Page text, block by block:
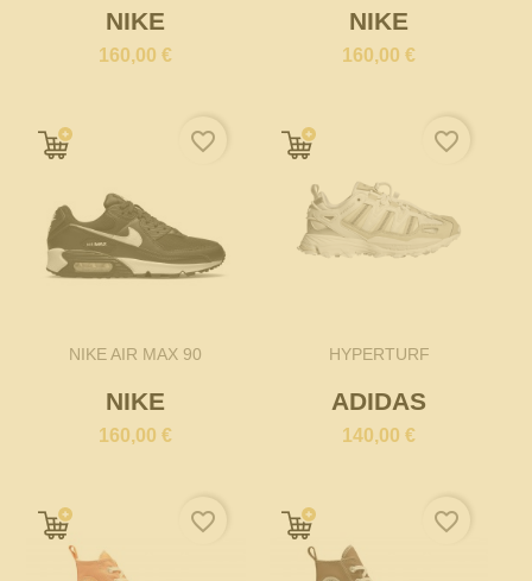
NIKE
160,00 €
NIKE
160,00 €
NIKE AIR MAX 90
NIKE
160,00 €
favorite_border
HYPERTURF
ADIDAS
140,00 €
favorite_border
favorite_border favorite_border